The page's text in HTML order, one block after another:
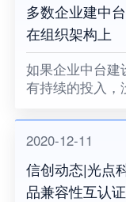
多数企业建中
在组织架构上
如果企业中台
有持续的投入，
业中台将很难健
2020-12-11
信创动态|光点
品兼容性互认证